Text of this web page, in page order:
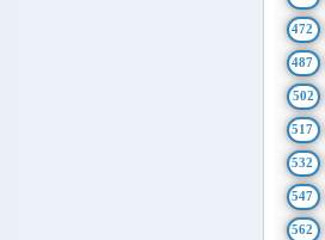
472
487
502
517
532
547
562